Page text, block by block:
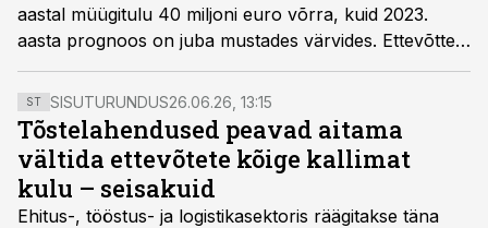
aastal müügitulu 40 miljoni euro võrra, kuid 2023.
aasta prognoos on juba mustades värvides. Ettevõtte
juhatuse liikme Siiri Lahe sõnul töötab Estonian Cell
praegu kahjumis.
ST SISUTURUNDUS26.06.26, 13:15
Tõstelahendused peavad aitama
vältida ettevõtete kõige kallimat
kulu – seisakuid
Ehitus-, tööstus- ja logistikasektoris räägitakse täna